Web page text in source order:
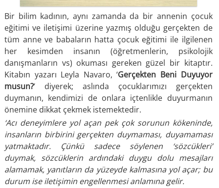
Bir bilim kadının, aynı zamanda da bir annenin çocuk
eğitimi ve iletişimi üzerine yazmış olduğu gerçekten de
tüm anne ve babaların hatta çocuk eğitimi ile ilgilenen
her kesimden insanın (öğretmenlerin, psikolojik
danışmanların vs) okuması gereken güzel bir kitaptır.
Kitabın yazarı Leyla Navaro, ‘Gerçekten Beni Duyuyor
musun?‘ diyerek; aslında çocuklarımızı gerçekten
duymanın, kendimizi de onlara içtenlikle duyurmanın
önemine dikkat çekmek istemektedir.
‘Acı deneyimlere yol açan pek çok sorunun kökeninde,
insanların birbirini gerçekten duymaması, duyamaması
yatmaktadır. Çünkü sadece söylenen ‘sözcükleri’
duymak, sözcüklerin ardındaki duygu dolu mesajları
alamamak, yanıtların da yüzeyde kalmasına yol açar; bu
durum ise iletişimin engellenmesi anlamına gelir.